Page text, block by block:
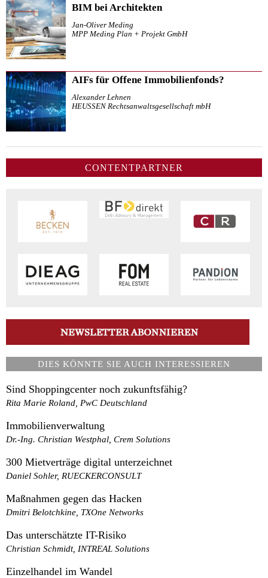
BIM bei Architekten
Jan-Oliver Meding
MPP Meding Plan + Projekt GmbH
AIFs für Offene Immobilienfonds?
Alexander Lehnen
HEUSSEN Rechtsanwaltsgesellschaft mbH
CONTENTPARTNER
DIES KÖNNTE SIE AUCH INTERESSIEREN
Sind Shoppingcenter noch zukunftsfähig?
Rita Marie Roland, PwC Deutschland
Immobilienverwaltung
Dr.-Ing. Christian Westphal, Crem Solutions
300 Mietverträge digital unterzeichnet
Daniel Sohler, RUECKERCONSULT
Maßnahmen gegen das Hacken
Dmitri Belotchkine, TXOne Networks
Das unterschätzte IT-Risiko
Christian Schmidt, INTREAL Solutions
Einzelhandel im Wandel